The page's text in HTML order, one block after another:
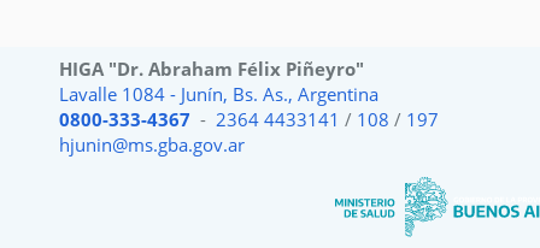
HIGA "Dr. Abraham Félix Piñeyro"
Lavalle 1084 - Junín, Bs. As., Argentina
0800-333-4367 -2364 4433141 / 108 / 197
hjunin@ms.gba.gov.ar